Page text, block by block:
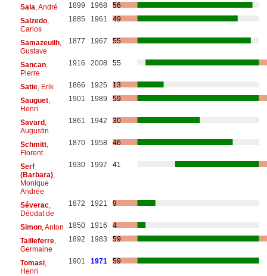
Sala , André 1899 1968
56
Salzedo,
Carlos
1885 1961 49
Samazeuilh,
Gustave
1877 1967 55
Sancan,
Pierre
1916 2008 55
Satie, Erik 1866 1925
13
Sauguet,
Henri
1901 1989 59
Savard,
Augustin
1861 1942 30
Schmitt,
Florent
1870 1958 46
Serf
(Barbara),
Monique
Andrée
1930 1997 41
Séverac,
Déodat de
1872 1921 9
Simon, Anton 1850 1916
4
Tailleferre,
Germaine
1892 1983 59
Tomasi,
Henri
1901 1971 59